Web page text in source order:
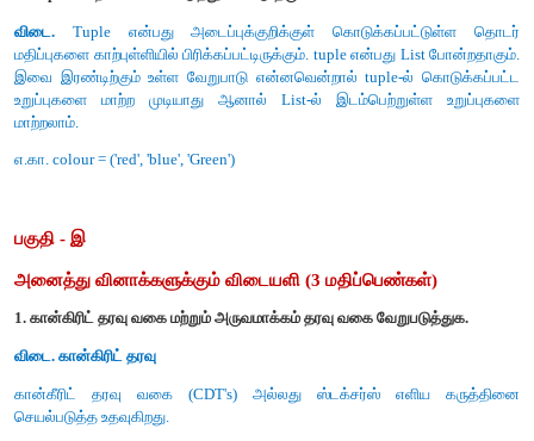
பொருள்களுக்கான வகை (அல்லது இனக்குழு ஆகும், இதன்
தொகுப்பு மற்றும் செயல்பாடுகளின் தொகுப்பால்
(ii) ADT யின் வரையறுப்பு என்ன வகையான செயல்பாடுகள்
என்று குறிப்பிடுகின்றது, அவை எப்படி செயல்பட
குறிப்பிடப்படுவதில்லை .
(iv) சுயமாக இவை செயல்படுத்தப்படுவதில்லை எனவே,
என்று அழைக்கிறோம். விவரங்களை மறைத்து
வழங்கும் செயல்முறையை அருவமாக்கம் என்கிறோம்.